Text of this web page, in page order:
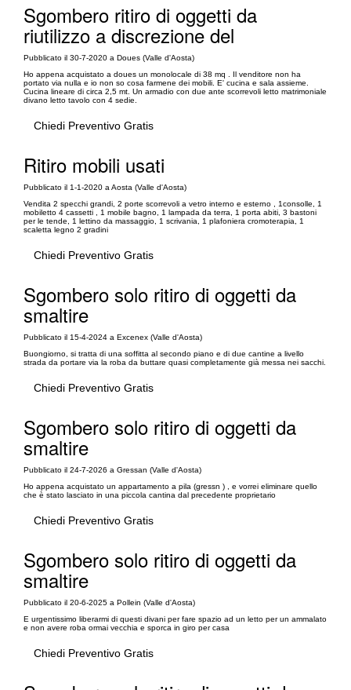
Sgombero ritiro di oggetti da
riutilizzo a discrezione del
Pubblicato il 30-7-2020 a Doues (Valle d'Aosta)
Ho appena acquistato a doues un monolocale di 38 mq . Il venditore non ha
portato via nulla e io non so cosa farmene dei mobili. E' cucina e sala assieme.
Cucina lineare di circa 2,5 mt. Un armadio con due ante scorrevoli letto matrimoniale
divano letto tavolo con 4 sedie.
Chiedi Preventivo Gratis
Ritiro mobili usati
Pubblicato il 1-1-2020 a Aosta (Valle d'Aosta)
Vendita 2 specchi grandi, 2 porte scorrevoli a vetro interno e esterno , 1consolle, 1
mobiletto 4 cassetti , 1 mobile bagno, 1 lampada da terra, 1 porta abiti, 3 bastoni
per le tende, 1 lettino da massaggio, 1 scrivania, 1 plafoniera cromoterapia, 1
scaletta legno 2 gradini
Chiedi Preventivo Gratis
Sgombero solo ritiro di oggetti da
smaltire
Pubblicato il 15-4-2024 a Excenex (Valle d'Aosta)
Buongiorno, si tratta di una soffitta al secondo piano e di due cantine a livello
strada da portare via la roba da buttare quasi completamente già messa nei sacchi.
Chiedi Preventivo Gratis
Sgombero solo ritiro di oggetti da
smaltire
Pubblicato il 24-7-2026 a Gressan (Valle d'Aosta)
Ho appena acquistato un appartamento a pila (gressn ) , e vorrei eliminare quello
che è stato lasciato in una piccola cantina dal precedente proprietario
Chiedi Preventivo Gratis
Sgombero solo ritiro di oggetti da
smaltire
Pubblicato il 20-6-2025 a Pollein (Valle d'Aosta)
E urgentissimo liberarmi di questi divani per fare spazio ad un letto per un ammalato
e non avere roba ormai vecchia e sporca in giro per casa
Chiedi Preventivo Gratis